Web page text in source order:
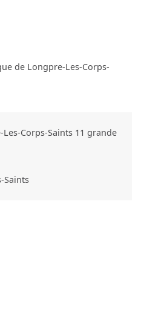
de Longpre-Les-Corps-
Corps-Saints 11 grande
Saints